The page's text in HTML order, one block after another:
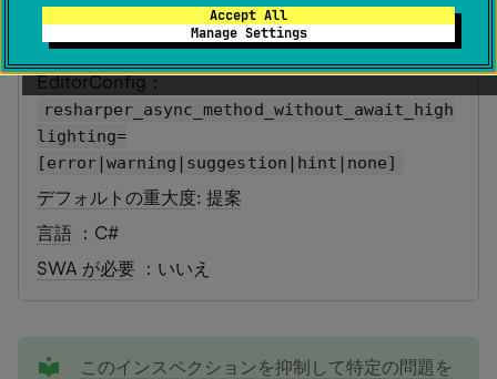
Accept All
Manage Settings
カテゴリ: 潜在的なコード品質の問題
ID： AsyncMethodWithoutAwait
EditorConfig：
resharper_async_method_without_await_high
lighting=
[error|warning|suggestion|hint|none]
デフォルトの重大度:提案
言語 ：C#
SWA が必要 ：いいえ
このインスペクションを抑制して特定の問題を